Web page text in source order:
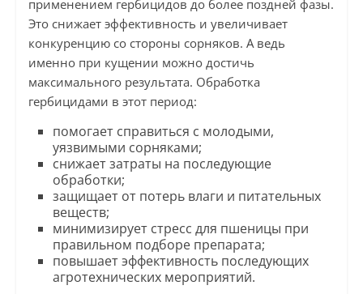
применением гербицидов до более поздней фазы.
Это снижает эффективность и увеличивает
конкуренцию со стороны сорняков. А ведь
именно при кущении можно достичь
максимального результата. Обработка
гербицидами в этот период:
помогает справиться с молодыми,
уязвимыми сорняками;
снижает затраты на последующие
обработки;
защищает от потерь влаги и питательных
веществ;
минимизирует стресс для пшеницы при
правильном подборе препарата;
повышает эффективность последующих
агротехнических мероприятий.